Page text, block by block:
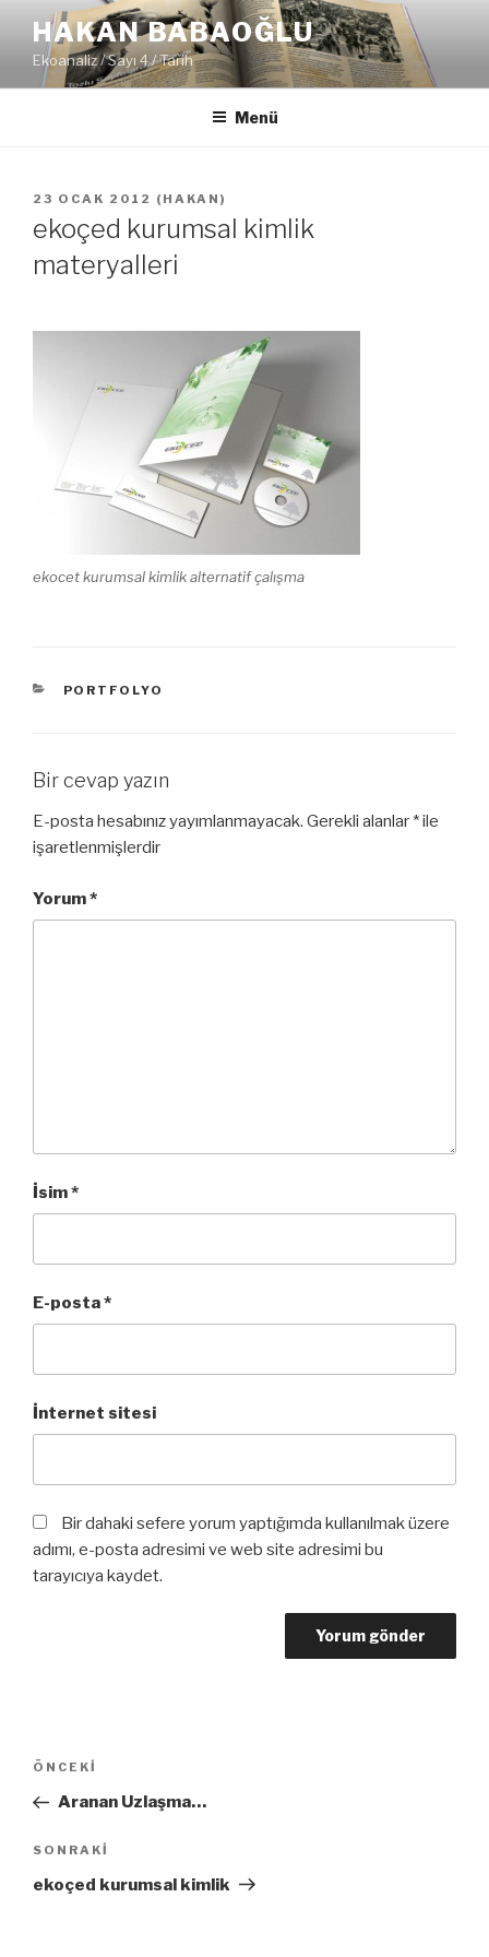
HAKAN BABAOĞLU
Ekoanaliz / Sayı 4 / Tarih
Menü
YAYIM
TARIHI
23 OCAK 2012 ( HAKAN )
ekoçed kurumsal kimlik
materyalleri
ekocet kurumsal kimlik alternatif çalışma
KATEGORILER
PORTFOLYO
Bir cevap yazın
E-posta hesabınız yayımlanmayacak. Gerekli alanlar *ile
işaretlenmişlerdir
Yorum*
İsim*
E-posta*
İnternet sitesi
Bir dahaki sefere yorum yaptığımda kullanılmak üzere
adımı, e-posta adresimi ve web site adresimi bu
tarayıcıya kaydet.
Yazı
Önceki
Yazı
ÖNCEKI
Aranan Uzlaşma…
Sonraki
Yazı
SONRAKI
ekoçed kurumsal kimlik